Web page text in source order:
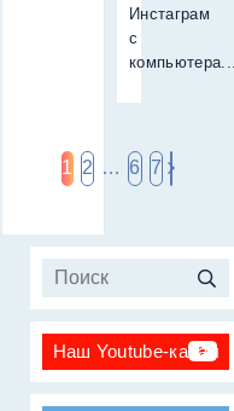
Инстаграм
с
компьютера....
1 2 … 6 7
Наш Youtube-канал